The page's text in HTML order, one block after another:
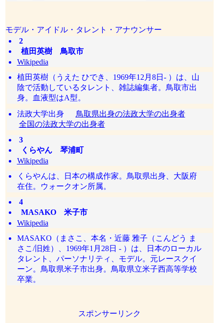
モデル・アイドル・タレント・アナウンサー
2
植田英樹 鳥取市
Wikipedia
植田英樹（うえた ひでき、1969年12月8日- ）は、山
陰で活動しているタレント、雑誌編集者。鳥取市出
身。血液型はA型。
法政大学出身 鳥取県出身の法政大学の出身者
全国の法政大学の出身者
3
くらやん 琴浦町
Wikipedia
くらやんは、日本の構成作家。鳥取県出身、大阪府
在住。ウォークオン所属。
4
MASAKO 米子市
Wikipedia
MASAKO（まさこ、本名・近藤 雅子（こんどう ま
さこ/旧姓）、1969年1月28日 - ）は、日本のローカル
タレント、パーソナリティ、モデル。元レースクイ
ーン。鳥取県米子市出身。鳥取県立米子西高等学校
卒業。
スポンサーリンク